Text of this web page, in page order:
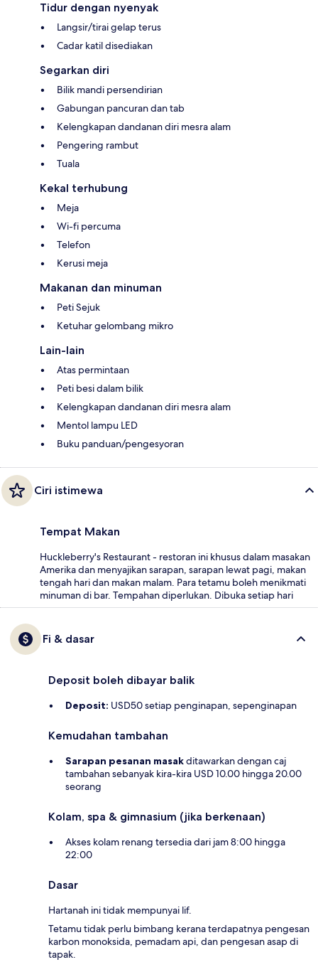
Tidur dengan nyenyak
Langsir/tirai gelap terus
Cadar katil disediakan
Segarkan diri
Bilik mandi persendirian
Gabungan pancuran dan tab
Kelengkapan dandanan diri mesra alam
Pengering rambut
Tuala
Kekal terhubung
Meja
Wi-fi percuma
Telefon
Kerusi meja
Makanan dan minuman
Peti Sejuk
Ketuhar gelombang mikro
Lain-lain
Atas permintaan
Peti besi dalam bilik
Kelengkapan dandanan diri mesra alam
Mentol lampu LED
Buku panduan/pengesyoran
Ciri istimewa
Tempat Makan
Huckleberry's Restaurant - restoran ini khusus dalam masakan
Amerika dan menyajikan sarapan, sarapan lewat pagi, makan
tengah hari dan makan malam. Para tetamu boleh menikmati
minuman di bar. Tempahan diperlukan. Dibuka setiap hari
Fi & dasar
Deposit boleh dibayar balik
Deposit: USD50 setiap penginapan, sepenginapan
Kemudahan tambahan
Sarapan pesanan masakditawarkan dengan caj
tambahan sebanyak kira-kira USD 10.00 hingga 20.00
seorang
Kolam, spa & gimnasium (jika berkenaan)
Akses kolam renang tersedia dari jam 8:00 hingga
22:00
Dasar
Hartanah ini tidak mempunyai lif.
Tetamu tidak perlu bimbang kerana terdapatnya pengesan
karbon monoksida, pemadam api, dan pengesan asap di
tapak.